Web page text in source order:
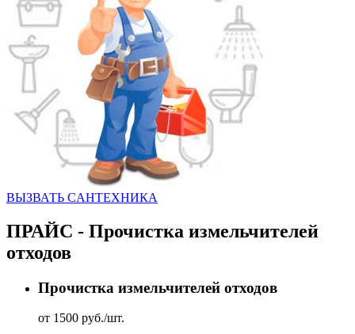
ВЫЗВАТЬ CАНТЕХНИКА
ПРАЙС - Прочистка измельчителей
отходов
Прочистка измельчителей отходов
от 1500 руб./шт.